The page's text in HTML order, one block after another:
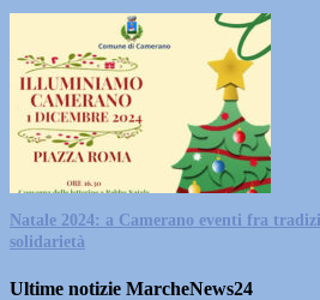
Natale 2024: a Camerano eventi fra
solidarietà
Ultime notizie MarcheNews24